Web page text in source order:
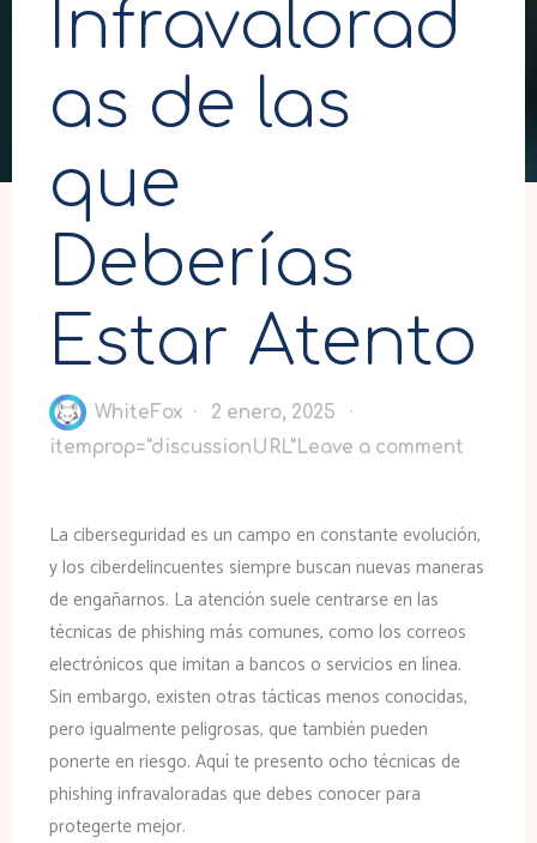
Infravalorad
as de las
que
Deberías
Estar Atento
WhiteFox
2 enero, 2025
itemprop="discussionURL"Leave a comment
La ciberseguridad es un campo en constante evolución,
y los ciberdelincuentes siempre buscan nuevas maneras
de engañarnos. La atención suele centrarse en las
técnicas de phishing más comunes, como los correos
electrónicos que imitan a bancos o servicios en línea.
Sin embargo, existen otras tácticas menos conocidas,
pero igualmente peligrosas, que también pueden
ponerte en riesgo. Aquí te presento ocho técnicas de
phishing infravaloradas que debes conocer para
protegerte mejor.